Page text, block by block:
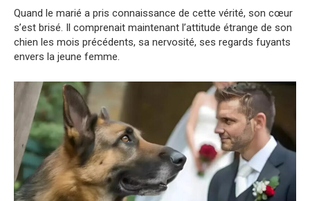
Quand le marié a pris connaissance de cette vérité, son cœur
s’est brisé. Il comprenait maintenant l’attitude étrange de son
chien les mois précédents, sa nervosité, ses regards fuyants
envers la jeune femme.